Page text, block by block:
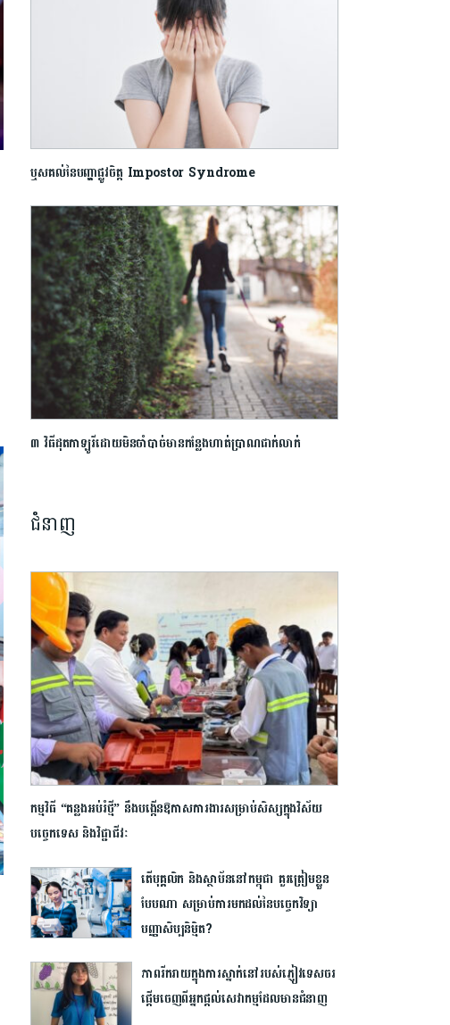
ឬសគល់នៃបញ្ហាផ្លូវចិត្ត Impostor Syndrome
៣ វិធីដុតកាឡូរីដោយមិនចាំបាច់មានកន្លែងហាត់ប្រាណជាក់លាក់
ជំនាញ
កម្មវិធី “គន្លងអប់រំថ្មី” នឹងបង្កើនឱកាសការងារសម្រាប់សិស្សក្នុងវិស័យ
បច្ចេកទេស និងវិជ្ជាជីវៈ
តើបុគ្គលិក និងស្ថាប័ននៅកម្ពុជា គួរត្រៀមខ្លួន
បែបណា សម្រាប់ការមកដល់នៃបច្ចេកវិទ្យា
បញ្ញាសិប្បនិម្មិត?
ភាពរីករាយក្នុង​ការស្នាក់នៅរបស់ភ្ញៀវទេសចរ
ផ្ដើមចេញពីអ្នកផ្ដល់សេវាកម្មដែលមានជំនាញ